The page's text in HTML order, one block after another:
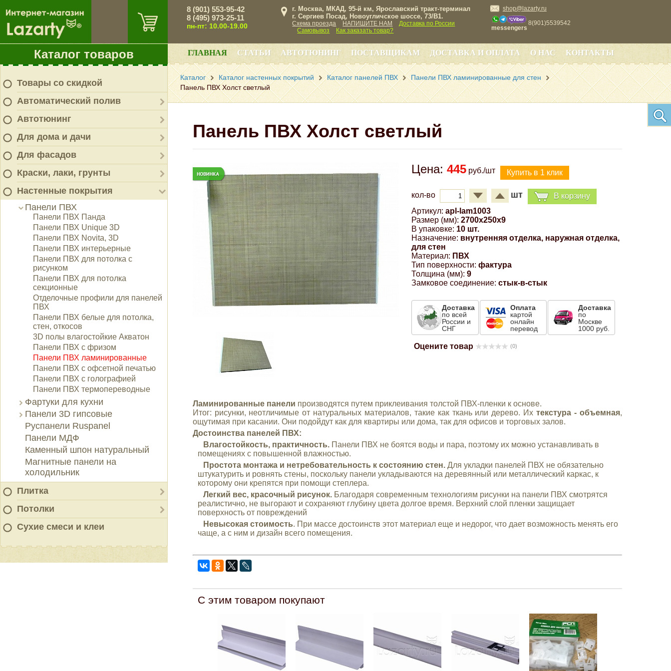
Каталог товаров
Товары со скидкой
Автоматический полив
Автотюнинг
Для дома и дачи
Для фасадов
Краски, лаки, грунты
Настенные покрытия
Панели ПВХ
Панели ПВХ Панда
Панели ПВХ Unique 3D
Панели ПВХ Novita, 3D
Панели ПВХ интерьерные
Панели ПВХ для потолка с
рисунком
Панели ПВХ для потолка
секционные
Отделочные профили для панелей
ПВХ
Панели ПВХ белые для потолка,
стен, откосов
3D полы влагостойкие Акватон
Панели ПВХ с фризом
Панели ПВХ ламинированные
Панели ПВХ с офсетной печатью
Панели ПВХ с голографией
Панели ПВХ термопереводные
Фартуки для кухни
Панели 3D гипсовые
Руспанели Ruspanel
Панели МДФ
Каменный шпон натуральный
Магнитные панели на
холодильник
Плитка
Потолки
Сухие смеси и клеи
8 (901) 553-95-42
8 (495) 973-25-11
пн-пт: 10.00-19.00
г. Москва, МКАД, 95-й км, Ярославский тракт-терминал
г. Сергиев Посад, Новоугличское шоссе, 73/B1.
Схема проезда НАПИШИТЕ НАМ
Доставка по России
Самовывоз
Как заказать товар?
shop@lazarty.ru
messengers
8(901)5539542
ГЛАВНАЯ СТАТЬИ АВТОТЮНИНГ ПОСТАВЩИКАМ ДОСТАВКА И ОПЛАТА О НАС КОНТАКТЫ
Каталог Каталог настенных покрытий Каталог панелей ПВХ
Панели ПВХ ламинированные для стен
Панель ПВХ Холст светлый
Панель ПВХ Холст светлый
Цена:445 руб./шт
кол-во шт
В корзину
Артикул: apl-lam1003
Размер (мм): 2700x250x9
В упаковке: 10 шт.
Назначение: внутренняя отделка, наружная отделка,
для стен
Материал: ПВХ
Тип поверхности: фактура
Толщина (мм): 9
Замковое соединение: стык-в-стык
Доставка
по всей
России и
СНГ
Оплата
картой
онлайн
перевод
Доставка
по
Москве
1000 руб.
Оцените товар (0)
Ламинированные панели производятся путем приклеивания толстой ПВХ-пленки к основе.
Итог: рисунки, неотличимые от натуральных материалов, такие как ткань или дерево. Ихтекстура - объемная,
ощутимая при касании. Они подойдут как для квартиры или дома, так для офисов и торговых залов.
Достоинства панелей ПВХ:
Влагостойкость, практичность.Панели ПВХ не боятся воды и пара, поэтому их можно устанавливать в
помещениях с повышенной влажностью.
Простота монтажа и нетребовательность к состоянию стен.Для укладки панелей ПВХ не обязательно
штукатурить и ровнять стены, поскольку панели укладываются на деревянный или металлический каркас, к
которому они крепятся при помощи степлера.
Легкий вес, красочный рисунок.Благодаря современным технологиям рисунки на панели ПВХ смотрятся
реалистично, не выгорают и сохраняют глубину цвета долгое время. Верхний слой пленки защищает
поверхность от повреждений
Невысокая стоимость. При массе достоинств этот материал еще и недорог, что дает возможность менять его
чаще, а с ним и дизайн всего помещения.
С этим товаром покупают